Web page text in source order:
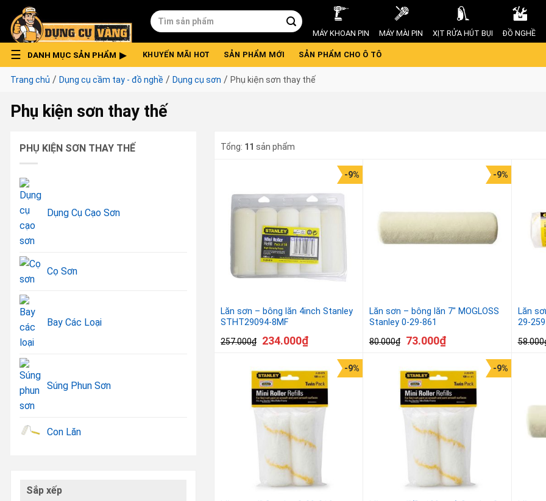
content
Tìm
kiếm:
MÁY KHOAN PIN MÁY MÀI PIN XỊT RỬA HÚT BỤI ĐỒ NGHỀ
DANH MỤC SẢN PHẨM KHUYẾN MÃI HOT SẢN PHẨM MỚI SẢN PHẨM CHO Ô TÔ
Trang chủ / Dụng cụ cầm tay - đồ nghề / Dụng cụ sơn / Phụ kiện sơn thay thế
Phụ kiện sơn thay thế
Tổng: 11 sản phẩm
Lăn sơn – bông lăn 4inch Stanley
STHT29094-8MF
257.000₫
-9%
234.000₫
Lăn sơn – bông lăn 7″ MOGLOSS
Stanley 0-29-861
80.000₫
-9%
73.000₫
Lăn
29-259
58.000
-9% -9%
PHỤ KIỆN SƠN THAY THẾ
Dụng Cụ Cạo Sơn
Cọ Sơn
Bay Các Loại
Súng Phun Sơn
Con Lăn
Sắp xếp